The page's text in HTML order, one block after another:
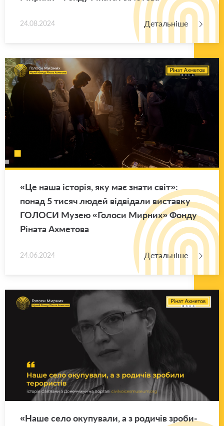
24.08.2024 Детальніше
«Це наша істо­рія, яку має знати світ»:
понад 5 тисяч людей від­ві­да­ли ви­став­ку
ГО­ЛО­СИ Музею «Го­ло­си Мир­них» Фонду
Рі­на­та Ахме­то­ва
24.06.2024 Детальніше
«Наше село оку­пу­ва­ли, а з ро­ди­чів зро­би­